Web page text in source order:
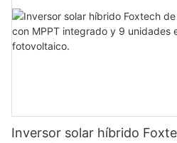
Inversor solar híbrido